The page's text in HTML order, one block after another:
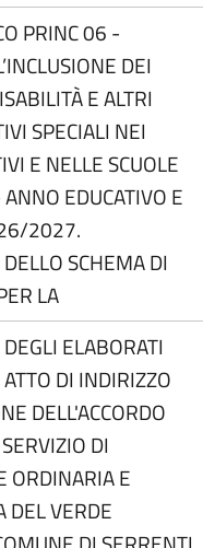
PRINC 06 -
DEI
E ALTRI
SPECIALI NEI
E NELLE SCUOLE
EDUCATIVO E
2027.
SCHEMA DI
LA
ELABORATI
DI INDIRIZZO
DELL'ACCORDO
DI
ORDINARIA E
DEL VERDE